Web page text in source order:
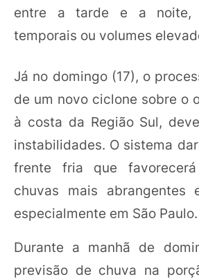
entre a tarde e a noite,
temporais ou volumes
Já no domingo (17), o
de um novo ciclone sobre o
à costa da Região Sul,
instabilidades. O sistema
frente fria que
chuvas mais abrangentes
especialmente em São Paulo.
Durante a manhã de
previsão de chuva na